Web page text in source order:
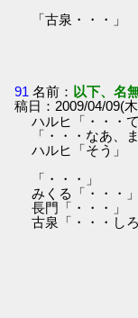
「古泉・・・」
91 名前： 以下、名
稿日：2009/04/09(
ハルヒ「・・・
「・・・なあ、
ハルヒ「そう」
「・・・」
みくる「・・・」
長門「・・・」
古泉「・・・しろ